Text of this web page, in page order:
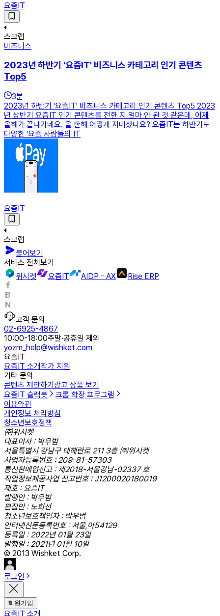
요즘IT
스크랩
비즈니스
2023년 하반기 '요즘IT' 비즈니스 카테고리 인기 콘텐츠
Top5
3분
2023년 하반기 '요즘IT' 비즈니스 카테고리 인기 콘텐츠 Top5 2023
년 상반기 요즘IT 인기 콘텐츠를 전한 지 얼마 안 된 것 같은데, 이제
올해가 끝나가네요. 올 한해 어떻게 지내셨나요? 요즘IT는 하반기도
다양한 '요즘 사람들의 IT
요즘IT
스크랩
물어보기
서비스 전체보기
위시켓
요즘IT AIDP - AX Rise ERP
고객 문의
02-6925-4867
10:00-18:00주말·공휴일 제외
yozm_help@wishket.com
요즘IT
요즘IT 소개작가 지원
기타 문의
콘텐츠 제안하기 광고 상품 보기
요즘IT 슬랙봇
크롬 확장 프로그램
이용약관
개인정보 처리방침
청소년보호정책
㈜위시켓
대표이사 : 박우범
서울특별시 강남구 테헤란로 211 3층 ㈜위시켓
사업자등록번호 : 209-81-57303
통신판매업신고 : 제2018-서울강남-02337 호
직업정보제공사업 신고번호 : J1200020180019
제호 : 요즘IT
발행인 : 박우범
편집인 : 노희선
청소년보호책임자 : 박우범
인터넷신문등록번호 : 서울,아54129
등록일 : 2022년 01월 23일
발행일 : 2021년 01월 10일
© 2013 Wishket Corp.
로그인
회원가입
요즘IT 소개